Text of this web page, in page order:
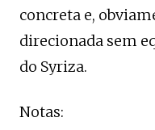
concreta e,
direcionada sem
do Syriza.
Notas: